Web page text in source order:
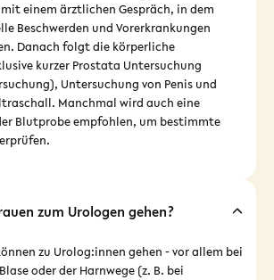
einem ärztlichen Gespräch, in dem
Beschwerden und Vorerkrankungen
Danach folgt die körperliche
kurzer Prostata Untersuchung
Untersuchung von Penis und
Manchmal wird auch eine
Blutprobe empfohlen, um bestimmte
zum Urologen gehen?
zu Urolog:innen gehen - vor allem bei
oder der Harnwege (z. B. bei